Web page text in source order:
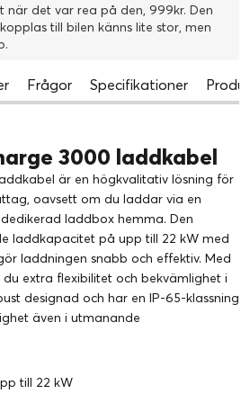
när det var rea på den, 999kr. Den
till bilen känns lite stor, men
Frågor Specifikationer
3000 laddkabel
är en högkvalitativ lösning för
oavsett om du laddar via en
laddbox hemma. Den
laddkapacitet på upp till 22 kW med
laddningen snabb och effektiv. Med
extra flexibilitet och bekvämlighet i
designad och har en IP-65-klassning
även i utmanande
till 22 kW